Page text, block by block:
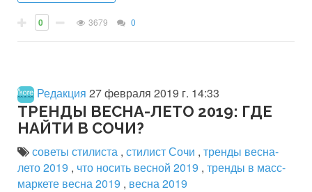
0 3679 0
Редакция 27 февраля 2019 г. 14:33
ТРЕНДЫ ВЕСНА-ЛЕТО 2019: ГДЕ
НАЙТИ В СОЧИ?
советы стилиста , стилист Сочи , тренды весна-
лето 2019 , что носить весной 2019 , тренды в масс-
маркете весна 2019 , весна 2019